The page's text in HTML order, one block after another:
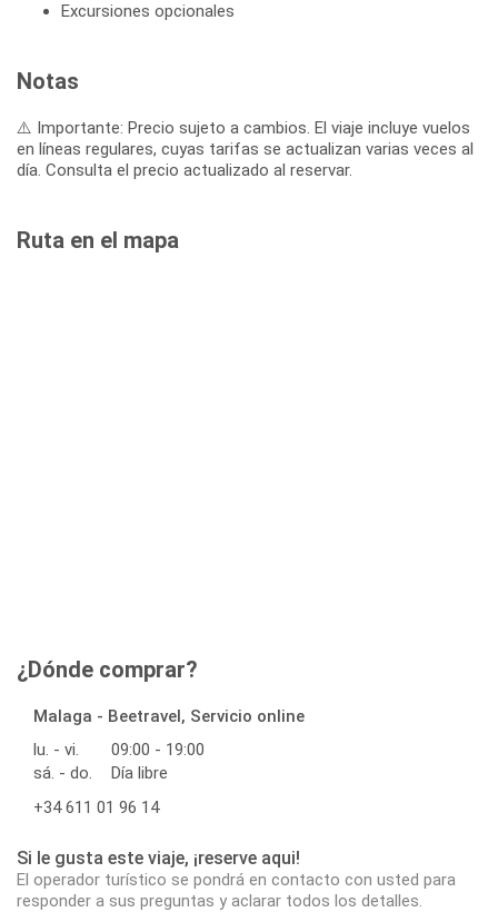
Excursiones opcionales
Notas
⚠️ Importante: Precio sujeto a cambios. El viaje incluye vuelos
en líneas regulares, cuyas tarifas se actualizan varias veces al
día. Consulta el precio actualizado al reservar.
Ruta en el mapa
¿Dónde comprar?
Malaga - Beetravel, Servicio online
lu. - vi.
09:00 - 19:00
sá. - do.
Día libre
+34 611 01 96 14
Si le gusta este viaje, ¡reserve aqui!
El operador turístico se pondrá en contacto con usted para
responder a sus preguntas y aclarar todos los detalles.